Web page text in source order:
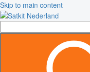
Skip to main content